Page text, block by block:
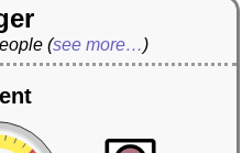
(see more…)